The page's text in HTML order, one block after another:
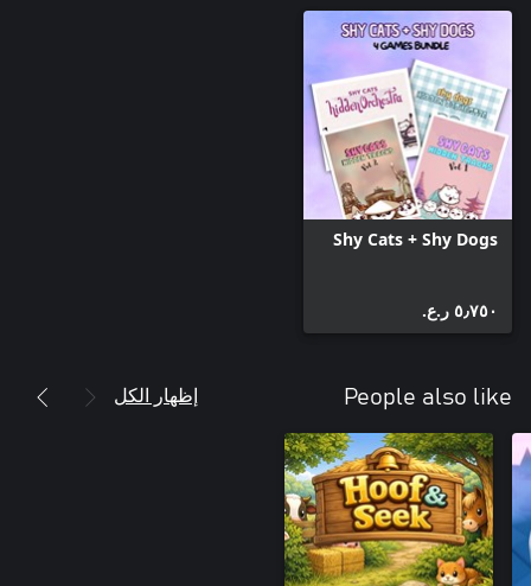
Shy Cats + Shy Dogs
٥٫٧٥٠ ر.ع.‏
People also like إظهار الكل